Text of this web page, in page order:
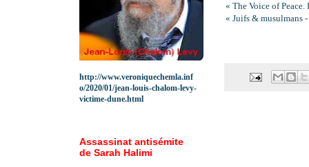
« The Voice of
« Juifs & musulmans
http://www.veroniquechemla.inf
o/2020/01/jean-louis-chalom-levy-
victime-dune.html
Assassinat antisémite
de Sarah Halimi